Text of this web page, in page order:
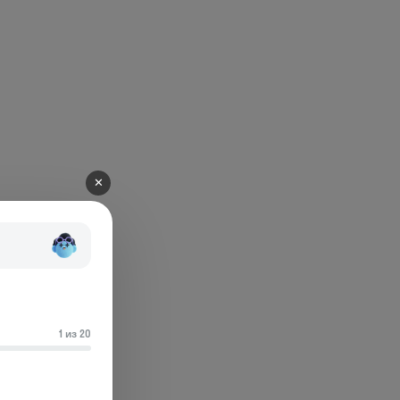
✕
1 из 20